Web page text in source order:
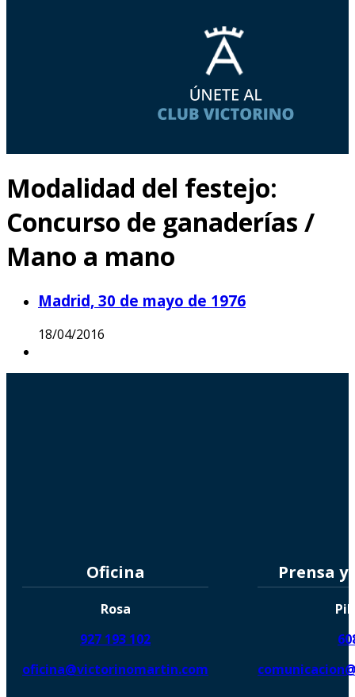
Modalidad del festejo:
Concurso de ganaderías /
Mano a mano
Madrid, 30 de mayo de 1976
18/04/2016
Oficina
Rosa
927 193 102
oficina@victorinomartin.com
Prensa